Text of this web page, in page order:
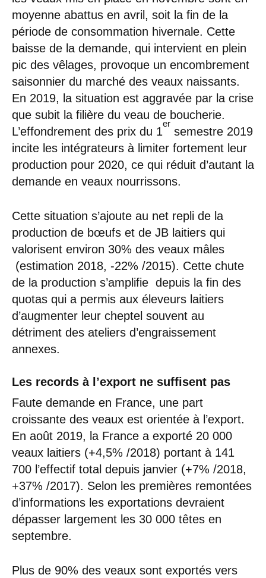
moyenne abattus en avril, soit la fin de la
période de consommation hivernale. Cette
baisse de la demande, qui intervient en plein
pic des vêlages, provoque un encombrement
saisonnier du marché des veaux naissants.
En 2019, la situation est aggravée par la crise
que subit la filière du veau de boucherie.
L’effondrement des prix du 1
er
semestre 2019
incite les intégrateurs à limiter fortement leur
production pour 2020, ce qui réduit d’autant la
demande en veaux nourrissons.
Cette situation s’ajoute au net repli de la
production de bœufs et de JB laitiers qui
valorisent environ 30% des veaux mâles
(estimation 2018, -22% /2015). Cette chute
de la production s’amplifie depuis la fin des
quotas qui a permis aux éleveurs laitiers
d’augmenter leur cheptel souvent au
détriment des ateliers d’engraissement
annexes.
Les records à l’export ne suffisent pas
Faute demande en France, une part
croissante des veaux est orientée à l’export.
En août 2019, la France a exporté 20 000
veaux laitiers (+4,5% /2018) portant à 141
700 l’effectif total depuis janvier (+7% /2018,
+37% /2017). Selon les premières remontées
d’informations les exportations devraient
dépasser largement les 30 000 têtes en
septembre.
Plus de 90% des veaux sont exportés vers